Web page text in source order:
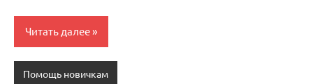
Читать далее
Помощь новичкам